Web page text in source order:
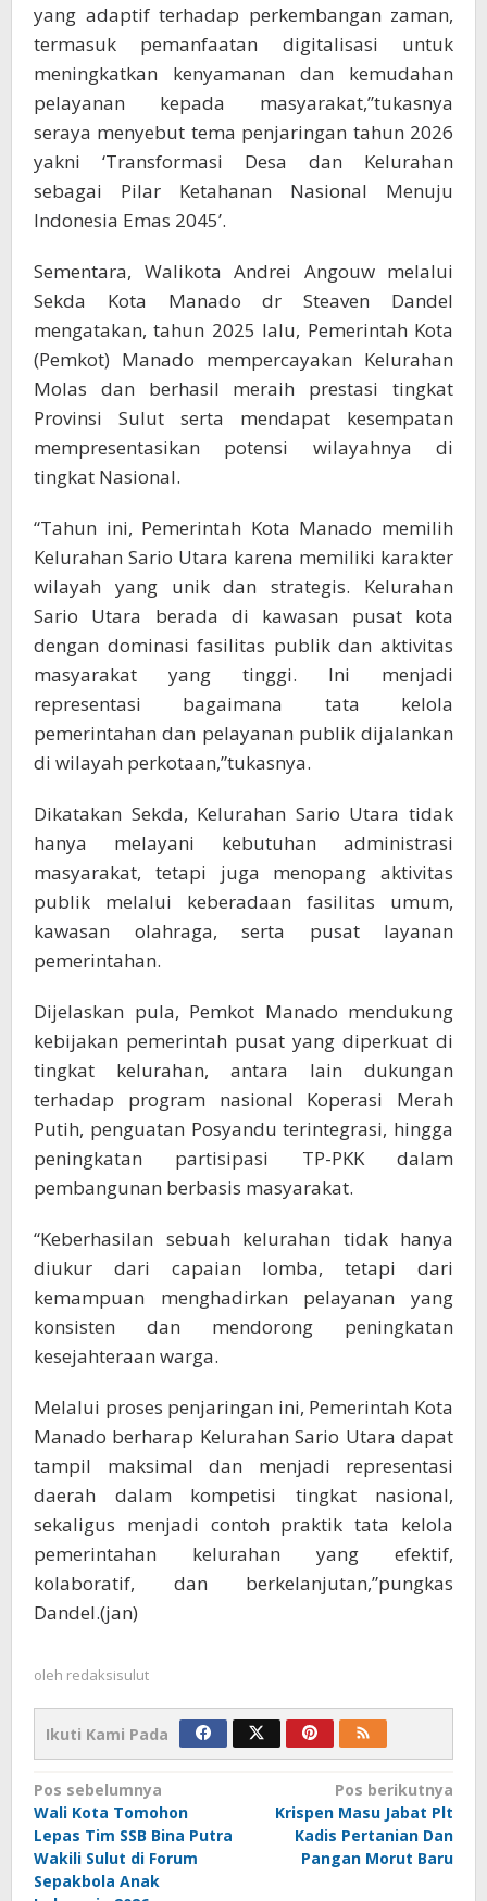
yang adaptif terhadap perkembangan zaman,
termasuk pemanfaatan digitalisasi untuk
meningkatkan kenyamanan dan kemudahan
pelayanan kepada masyarakat,”tukasnya
seraya menyebut tema penjaringan tahun 2026
yakni ‘Transformasi Desa dan Kelurahan
sebagai Pilar Ketahanan Nasional Menuju
Indonesia Emas 2045’.
Sementara, Walikota Andrei Angouw melalui
Sekda Kota Manado dr Steaven Dandel
mengatakan, tahun 2025 lalu, Pemerintah Kota
(Pemkot) Manado mempercayakan Kelurahan
Molas dan berhasil meraih prestasi tingkat
Provinsi Sulut serta mendapat kesempatan
mempresentasikan potensi wilayahnya di
tingkat Nasional.
“Tahun ini, Pemerintah Kota Manado memilih
Kelurahan Sario Utara karena memiliki karakter
wilayah yang unik dan strategis. Kelurahan
Sario Utara berada di kawasan pusat kota
dengan dominasi fasilitas publik dan aktivitas
masyarakat yang tinggi. Ini menjadi
representasi bagaimana tata kelola
pemerintahan dan pelayanan publik dijalankan
di wilayah perkotaan,”tukasnya.
Dikatakan Sekda, Kelurahan Sario Utara tidak
hanya melayani kebutuhan administrasi
masyarakat, tetapi juga menopang aktivitas
publik melalui keberadaan fasilitas umum,
kawasan olahraga, serta pusat layanan
pemerintahan.
Dijelaskan pula, Pemkot Manado mendukung
kebijakan pemerintah pusat yang diperkuat di
tingkat kelurahan, antara lain dukungan
terhadap program nasional Koperasi Merah
Putih, penguatan Posyandu terintegrasi, hingga
peningkatan partisipasi TP-PKK dalam
pembangunan berbasis masyarakat.
“Keberhasilan sebuah kelurahan tidak hanya
diukur dari capaian lomba, tetapi dari
kemampuan menghadirkan pelayanan yang
konsisten dan mendorong peningkatan
kesejahteraan warga.
Melalui proses penjaringan ini, Pemerintah Kota
Manado berharap Kelurahan Sario Utara dapat
tampil maksimal dan menjadi representasi
daerah dalam kompetisi tingkat nasional,
sekaligus menjadi contoh praktik tata kelola
pemerintahan kelurahan yang efektif,
kolaboratif, dan berkelanjutan,”pungkas
Dandel.(jan)
oleh redaksisulut
Ikuti Kami Pada
Navigasi
pos
Pos sebelumnya
Wali Kota Tomohon
Lepas Tim SSB Bina Putra
Wakili Sulut di Forum
Sepakbola Anak
Pos berikutnya
Krispen Masu Jabat Plt
Kadis Pertanian Dan
Pangan Morut Baru